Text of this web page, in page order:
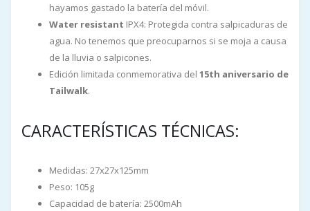
hayamos gastado la batería del móvil.
Water resistant IPX4: Protegida contra salpicaduras de
agua. No tenemos que preocuparnos si se moja a causa
de la lluvia o salpicones.
Edición limitada conmemorativa del 15th aniversario de
Tailwalk.
CARACTERÍSTICAS TÉCNICAS:
Medidas: 27x27x125mm
Peso: 105g
Capacidad de batería: 2500mAh